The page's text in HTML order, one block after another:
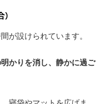
が設けられています。
かりを消し、静かに過ご